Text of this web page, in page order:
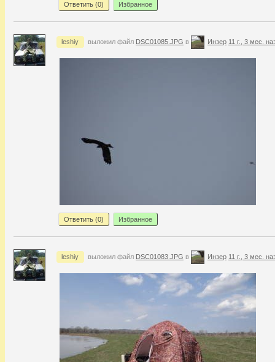
Ответить (0) Избранное
leshiy выложил файл DSC01085.JPG в Инзер 11 г., 3 мес.
Ответить (0) Избранное
leshiy выложил файл DSC01083.JPG в Инзер 11 г., 3 мес.